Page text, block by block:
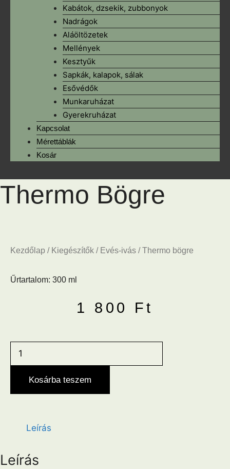
Kabátok, dzsekik, zubbonyok
Nadrágok
Aláöltözetek
Mellények
Kesztyűk
Sapkák, kalapok, sálak
Esővédők
Munkaruházat
Gyerekruházat
Kapcsolat
Mérettáblák
Kosár
Thermo Bögre
Kezdőlap / Kiegészítők / Evés-ivás / Thermo bögre
Űrtartalom: 300 ml
1 800 Ft
bögre
Kosárba teszem
Leírás
Leírás